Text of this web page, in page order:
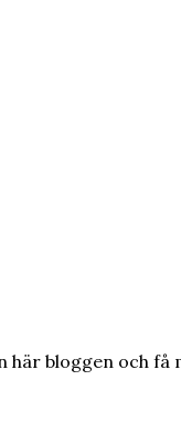
bloggen och få